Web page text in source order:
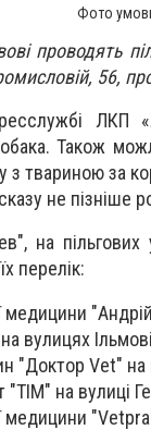
Фото
проводять
56,
ЛКП
Також
з твариною за
не пізніше
на
перелік:
медицини
вулицях
"Доктор Vet" на
"ТІМ" на вулиці
медицини